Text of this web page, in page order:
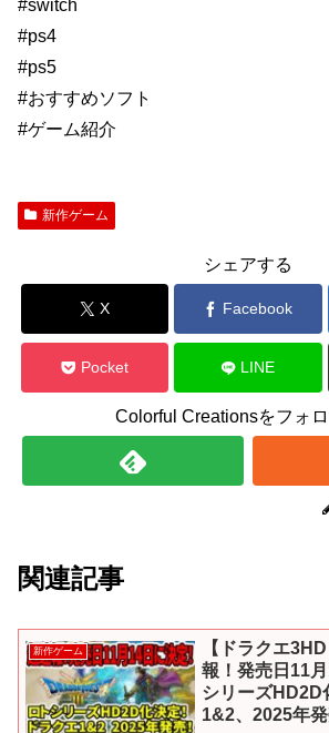
#switch
#ps4
#ps5
#おすすめソフト
#ゲーム紹介
新作ゲーム
シェアする
X Facebook
Pocket LINE
Colorful Creationsをフォ
関連記事
新作ゲーム
【ドラクエ
報！発売日11
シリーズHD2D
1&2、2025年発